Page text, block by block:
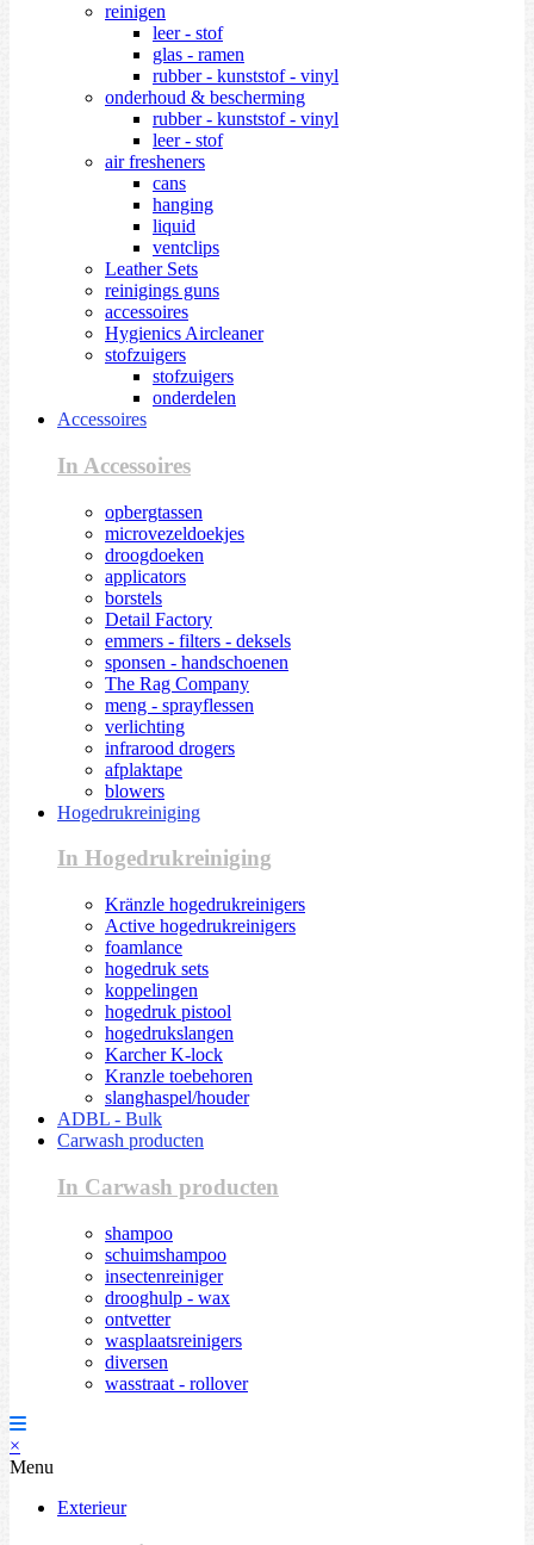
reinigen
leer - stof
glas - ramen
rubber - kunststof - vinyl
onderhoud & bescherming
rubber - kunststof - vinyl
leer - stof
air fresheners
cans
hanging
liquid
ventclips
Leather Sets
reinigings guns
accessoires
Hygienics Aircleaner
stofzuigers
stofzuigers
onderdelen
Accessoires
In Accessoires
opbergtassen
microvezeldoekjes
droogdoeken
applicators
borstels
Detail Factory
emmers - filters - deksels
sponsen - handschoenen
The Rag Company
meng - sprayflessen
verlichting
infrarood drogers
afplaktape
blowers
Hogedrukreiniging
In Hogedrukreiniging
Kränzle hogedrukreinigers
Active hogedrukreinigers
foamlance
hogedruk sets
koppelingen
hogedruk pistool
hogedrukslangen
Karcher K-lock
Kranzle toebehoren
slanghaspel/houder
ADBL - Bulk
Carwash producten
In Carwash producten
shampoo
schuimshampoo
insectenreiniger
drooghulp - wax
ontvetter
wasplaatsreinigers
diversen
wasstraat - rollover
×
Menu
Exterieur